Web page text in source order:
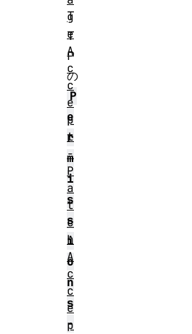
T
T
P
の
P
e
r
m
i
s
s
i
o
n
s
-
g
e
A
c
c
e
p
t
-
P
a
t
c
h
A
c
c
e
p